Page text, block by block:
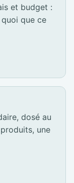
et budget :
que ce
dosé au
une